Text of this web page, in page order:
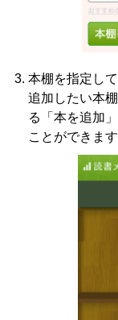
本棚を指定し
追加したい本
る「本を追加
ことができます